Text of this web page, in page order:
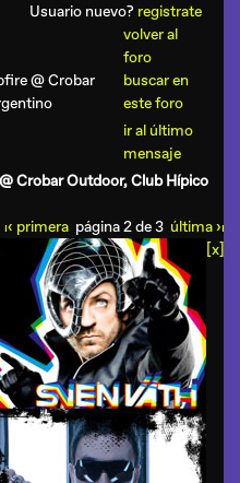
Usuario nuevo? registrate
volver al
foro
@ Crobar
buscar en
este foro
ir al último
mensaje
Crobar Outdoor, Club Hípico
ı‹ primera página 2 de 3 última ›ı
[x]